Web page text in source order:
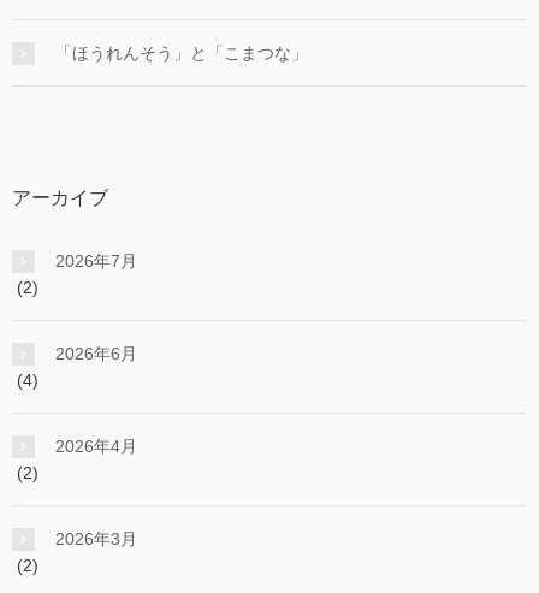
「ほうれんそう」と「こまつな」
アーカイブ
2026年7月
(2)
2026年6月
(4)
2026年4月
(2)
2026年3月
(2)